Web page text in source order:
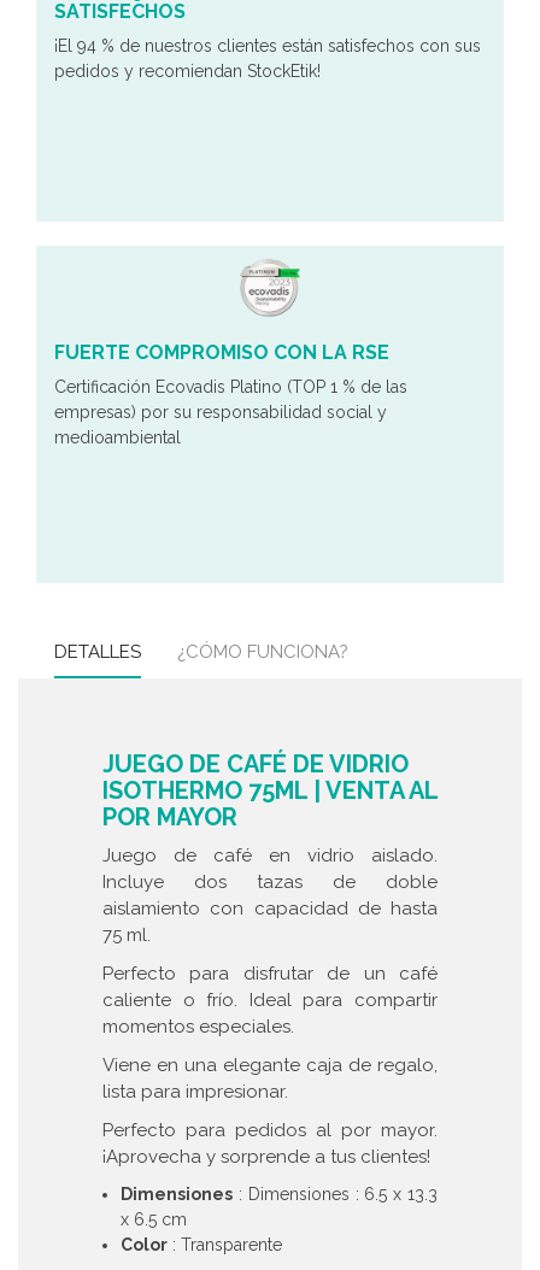
SATISFECHOS
¡El 94 % de nuestros clientes están satisfechos con sus
pedidos y recomiendan StockEtik!
FUERTE COMPROMISO CON LA RSE
Certificación Ecovadis Platino (TOP 1 % de las
empresas) por su responsabilidad social y
medioambiental
DETALLES ¿CÓMO FUNCIONA?
JUEGO DE CAFÉ DE VIDRIO
ISOTHERMO 75ML | VENTA AL
POR MAYOR
Juego de café en vidrio aislado.
Incluye dos tazas de doble
aislamiento con capacidad de hasta
75 ml.
Perfecto para disfrutar de un café
caliente o frío. Ideal para compartir
momentos especiales.
Viene en una elegante caja de regalo,
lista para impresionar.
Perfecto para pedidos al por mayor.
¡Aprovecha y sorprende a tus clientes!
Dimensiones : Dimensiones : 6.5 x 13.3
x 6.5 cm
Color : Transparente